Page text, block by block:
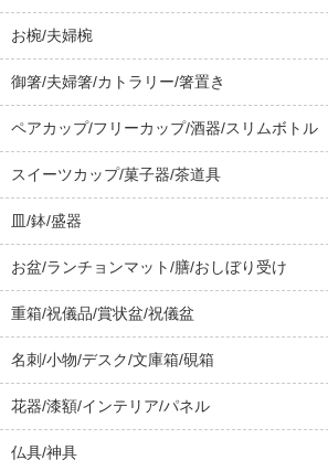
お椀/夫婦椀
御箸/夫婦箸/カトラリー/箸置き
ペアカップ/フリーカップ/酒器/スリムボトル
スイーツカップ/菓子器/茶道具
皿/鉢/盛器
お盆/ランチョンマット/膳/おしぼり受け
重箱/祝儀品/賞状盆/祝儀盆
名刺/小物/デスク/文庫箱/硯箱
花器/漆額/インテリア/パネル
仏具/神具